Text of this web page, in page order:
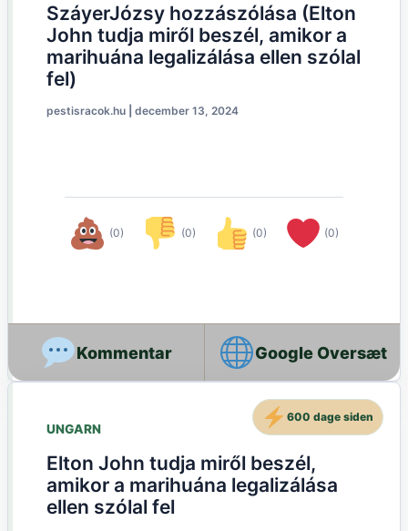
SzáyerJózsy hozzászólása (Elton
John tudja miről beszél, amikor a
marihuána legalizálása ellen szólal
fel)
pestisracok.hu december 13, 2024
(0) (0) (0) (0)
Google Oversæt
UNGARN
Elton John tudja miről beszél,
amikor a marihuána legalizálása
ellen szólal fel
600 dage siden